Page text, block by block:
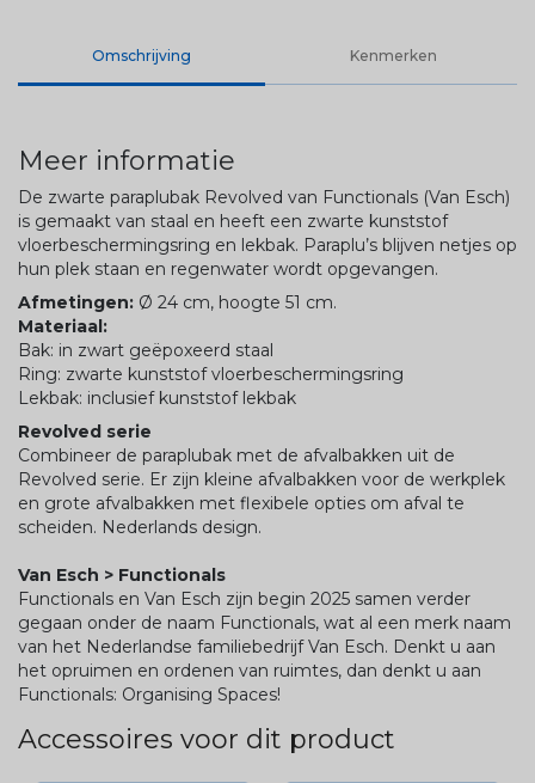
Omschrijving Kenmerken
Meer informatie
De zwarte paraplubak Revolved van Functionals (Van Esch)
is gemaakt van staal en heeft een zwarte kunststof
vloerbeschermingsring en lekbak. Paraplu’s blijven netjes op
hun plek staan en regenwater wordt opgevangen.
Afmetingen: Ø 24 cm, hoogte 51 cm.
Materiaal:
Bak: in zwart geëpoxeerd staal
Ring: zwarte kunststof vloerbeschermingsring
Lekbak: inclusief kunststof lekbak
Revolved serie
Combineer de paraplubak met de afvalbakken uit de
Revolved serie. Er zijn kleine afvalbakken voor de werkplek
en grote afvalbakken met flexibele opties om afval te
scheiden. Nederlands design.
Van Esch > Functionals
Functionals en Van Esch zijn begin 2025 samen verder
gegaan onder de naam Functionals, wat al een merk naam
van het Nederlandse familiebedrijf Van Esch. Denkt u aan
het opruimen en ordenen van ruimtes, dan denkt u aan
Functionals: Organising Spaces!
Accessoires voor dit product